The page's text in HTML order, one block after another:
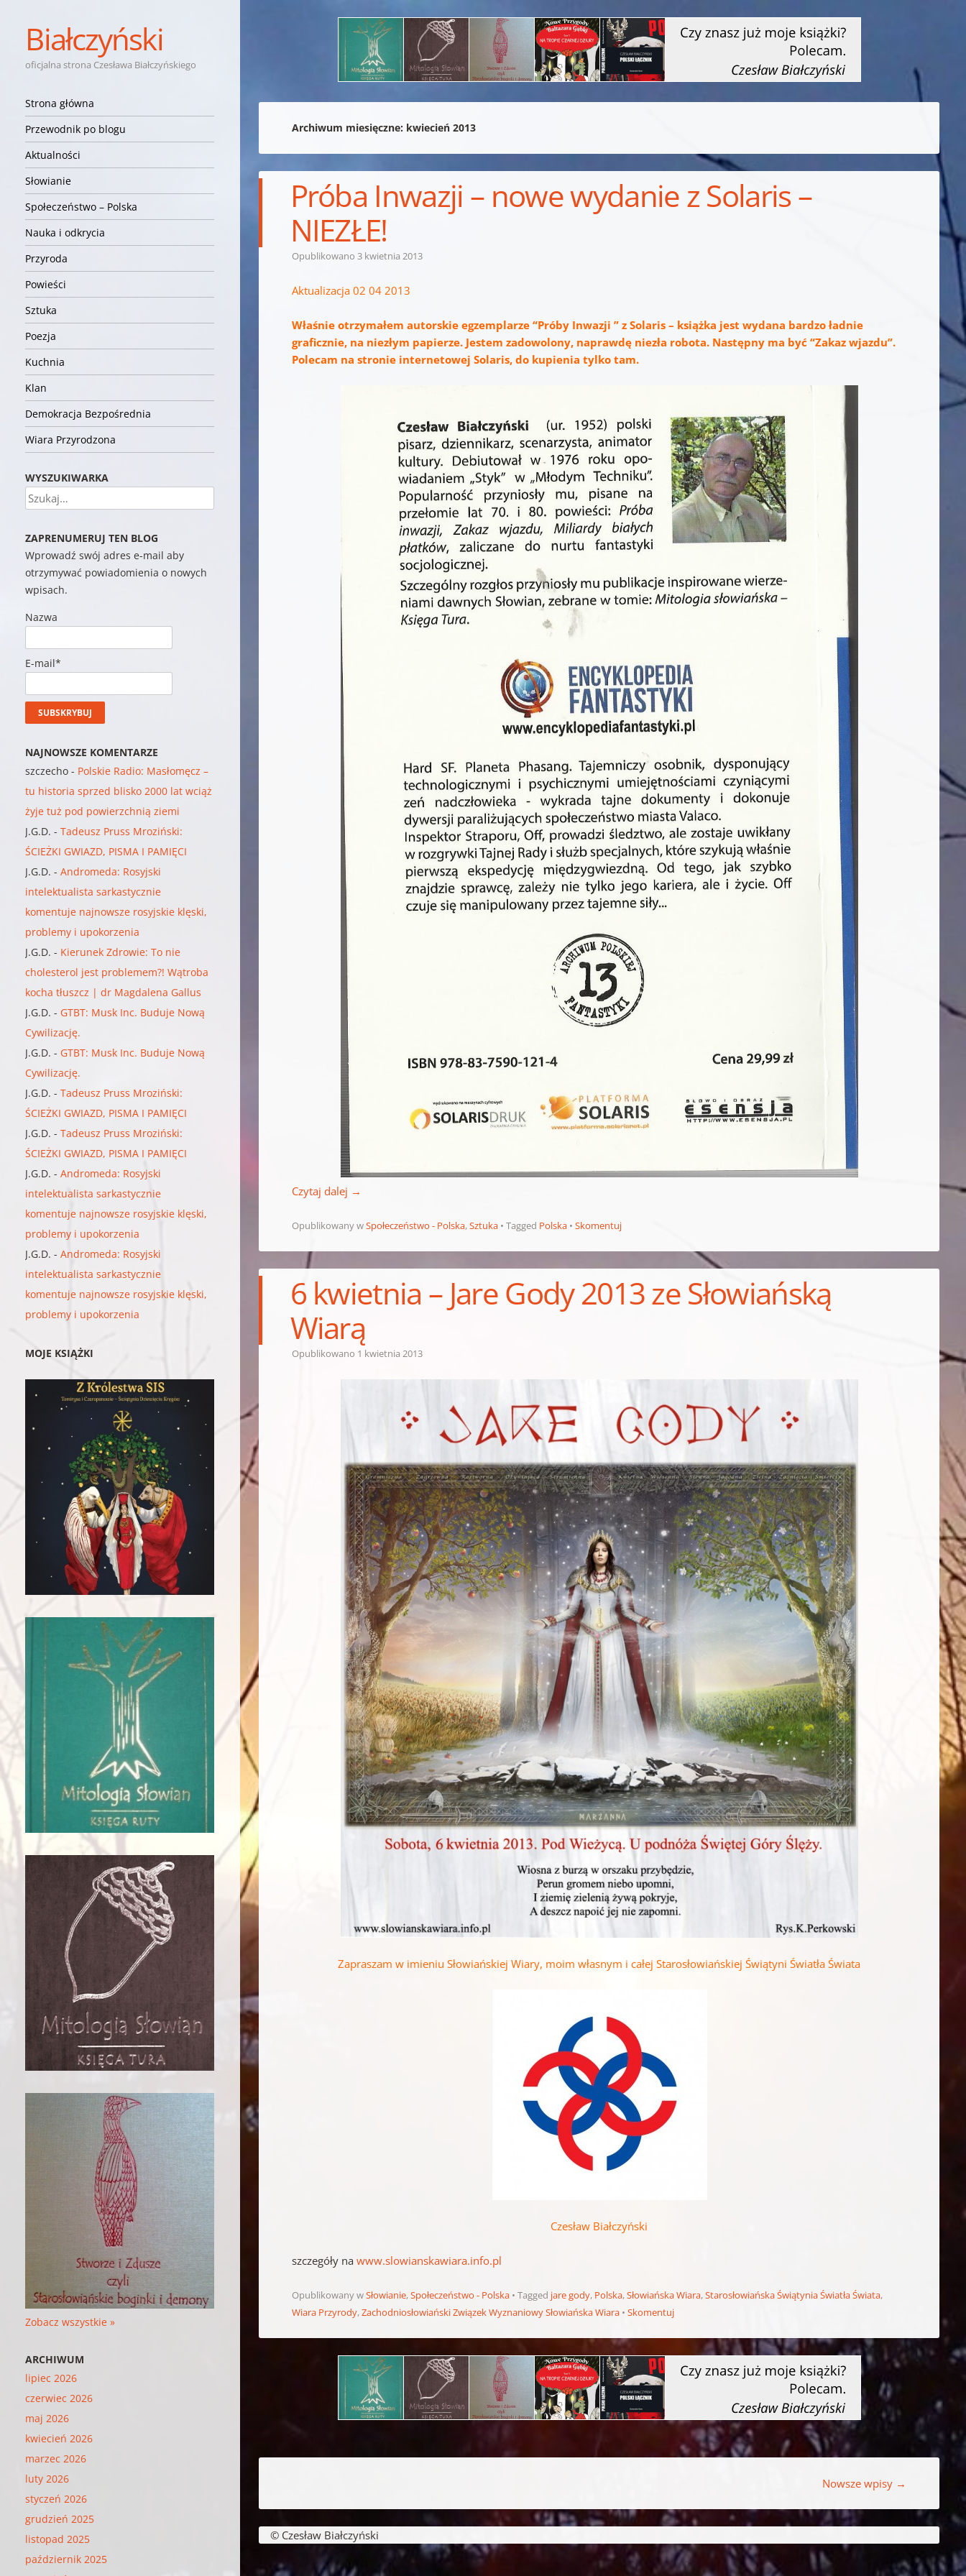
Białczyński
oficjalna strona Czesława Białczyńskiego
Nawigacja
Przejdź do treści
Strona główna
Przewodnik po blogu
Aktualności
Słowianie
Społeczeństwo – Polska
Nauka i odkrycia
Przyroda
Powieści
Sztuka
Poezja
Kuchnia
Klan
Demokracja Bezpośrednia
Wiara Przyrodzona
Archiwum miesięczne: kwiecień 2013
Próba Inwazji – nowe wydanie z Solaris –
NIEZŁE!
Opublikowano3 kwietnia 2013
Aktualizacja 02 04 2013
Właśnie otrzymałem autorskie egzemplarze “Próby Inwazji ” z Solaris – książka jest wydana bardzo ładnie
graficznie, na niezłym papierze. Jestem zadowolony, naprawdę niezła robota. Następny ma być “Zakaz wjazdu”.
Polecam na stronie internetowej Solaris, do kupienia tylko tam.
Czytaj dalej →
Opublikowany wSpołeczeństwo - Polska,Sztuka Tagged Polska Skomentuj
6 kwietnia – Jare Gody 2013 ze Słowiańską
Wiarą
Opublikowano 1 kwietnia 2013
Zapraszam w imieniu Słowiańskiej Wiary, moim własnym i całej Starosłowiańskiej Świątyni Światła Świata
Czesław Białczyński
szczegóły nawww.slowianskawiara.info.pl
Opublikowany wSłowianie,Społeczeństwo - Polska Tagged jare gody, Polska,Słowiańska Wiara,Starosłowiańska Świątynia Światła Świata,
Wiara Przyrody,Zachodniosłowiański Związek Wyznaniowy Słowiańska Wiara Skomentuj
Nowsze wpisy →
WYSZUKIWARKA
Szukaj
ZAPRENUMERUJ TEN BLOG
Wprowadź swój adres e-mail aby
otrzymywać powiadomienia o nowych
wpisach.
Nazwa
E-mail*
NAJNOWSZE KOMENTARZE
szczecho - Polskie Radio: Masłomęcz –
tu historia sprzed blisko 2000 lat wciąż
żyje tuż pod powierzchnią ziemi
J.G.D. -Tadeusz Pruss Mroziński:
ŚCIEŻKI GWIAZD, PISMA I PAMIĘCI
J.G.D. -Andromeda: Rosyjski
intelektualista sarkastycznie
komentuje najnowsze rosyjskie klęski,
problemy i upokorzenia
J.G.D. - Kierunek Zdrowie: To nie
cholesterol jest problemem?! Wątroba
kocha tłuszcz | dr Magdalena Gallus
J.G.D. - GTBT: Musk Inc. Buduje Nową
Cywilizację.
J.G.D. - GTBT: Musk Inc. Buduje Nową
Cywilizację.
J.G.D. -Tadeusz Pruss Mroziński:
ŚCIEŻKI GWIAZD, PISMA I PAMIĘCI
J.G.D. -Tadeusz Pruss Mroziński:
ŚCIEŻKI GWIAZD, PISMA I PAMIĘCI
J.G.D. -Andromeda: Rosyjski
intelektualista sarkastycznie
komentuje najnowsze rosyjskie klęski,
problemy i upokorzenia
J.G.D. -Andromeda: Rosyjski
intelektualista sarkastycznie
komentuje najnowsze rosyjskie klęski,
problemy i upokorzenia
MOJE KSIĄŻKI
Zobacz wszystkie »
ARCHIWUM
lipiec 2026
czerwiec 2026
maj 2026
kwiecień 2026
marzec 2026
luty 2026
styczeń 2026
grudzień 2025
listopad 2025
październik 2025
© Czesław Białczyński